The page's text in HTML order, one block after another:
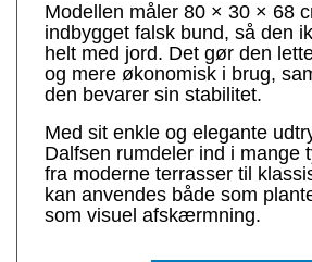
Modellen måler 80 × 30 × 68
indbygget falsk bund, så den
helt med jord. Det gør den
og mere økonomisk i brug,
den bevarer sin stabilitet.
Med sit enkle og elegante
Dalfsen rumdeler ind i mange
fra moderne terrasser til
kan anvendes både som
som visuel afskærmning.